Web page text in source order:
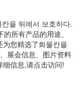
칸을 뒤에서 보호하다.
的所有产品的用途、
您精选了화물칸을
展会信息、图片资料
信息,请点击访问!